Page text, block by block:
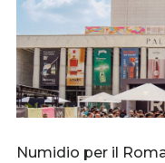
Numidio per il